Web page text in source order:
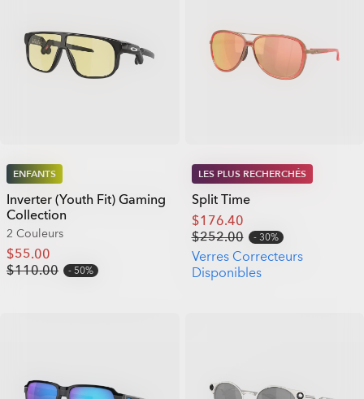
ENFANTS
Inverter (Youth Fit) Gaming
Collection
2 Couleurs
$55.00
$110.00
50%
LES PLUS RECHERCHÉS
Split Time
$176.40
$252.00
30%
Verres Correcteurs
Disponibles